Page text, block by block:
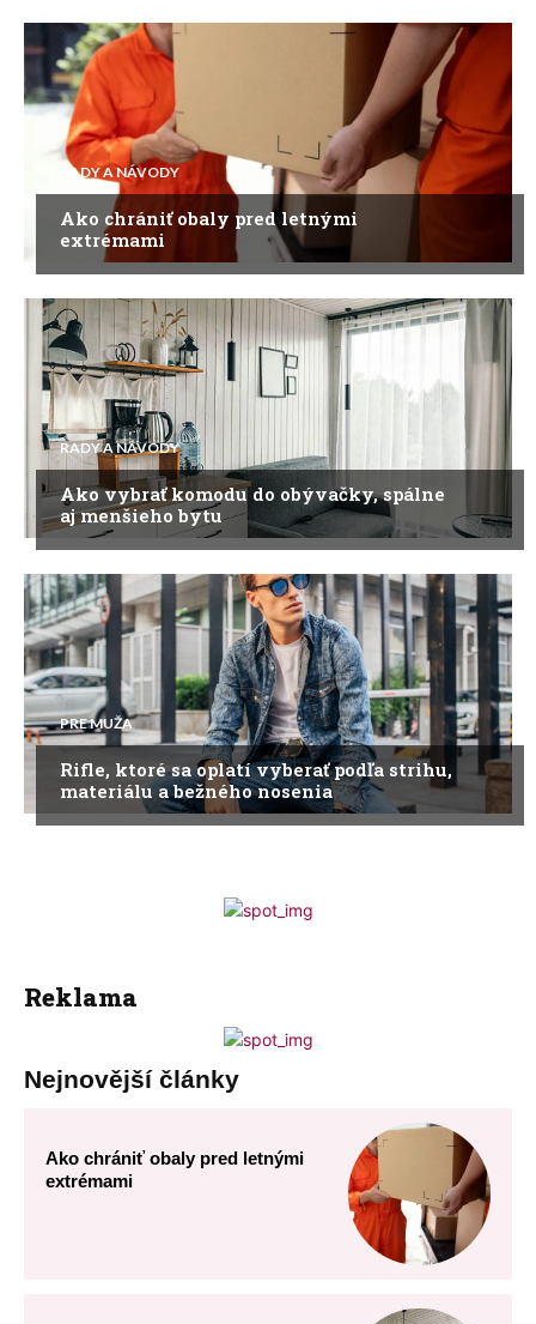
RADY A NÁVODY
Ako chrániť obaly pred letnými
extrémami
RADY A NÁVODY
Ako vybrať komodu do obývačky, spálne
aj menšieho bytu
PRE MUŽA
Rifle, ktoré sa oplatí vyberať podľa strihu,
materiálu a bežného nosenia
Reklama
Nejnovější články
Ako chrániť obaly pred letnými
extrémami